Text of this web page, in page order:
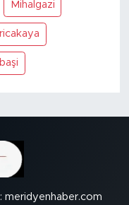
Mihalgazi
meridyenhaber.com